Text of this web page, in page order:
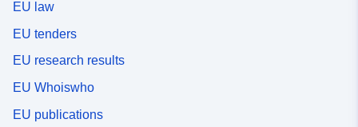
EU law
EU tenders
EU research results
EU Whoiswho
EU publications